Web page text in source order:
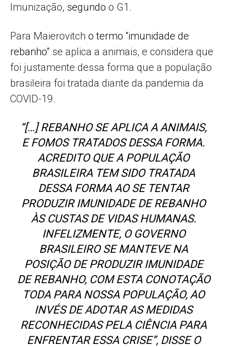
Imunização, segundo o G1.
Para Maierovitch o termo “imunidade de
rebanho” se aplica a animais, e considera que
foi justamente dessa forma que a população
brasileira foi tratada diante da pandemia da
COVID-19.
“[…] REBANHO SE APLICA A ANIMAIS,
E FOMOS TRATADOS DESSA FORMA.
ACREDITO QUE A POPULAÇÃO
BRASILEIRA TEM SIDO TRATADA
DESSA FORMA AO SE TENTAR
PRODUZIR IMUNIDADE DE REBANHO
ÀS CUSTAS DE VIDAS HUMANAS.
INFELIZMENTE, O GOVERNO
BRASILEIRO SE MANTEVE NA
POSIÇÃO DE PRODUZIR IMUNIDADE
DE REBANHO, COM ESTA CONOTAÇÃO
TODA PARA NOSSA POPULAÇÃO, AO
INVÉS DE ADOTAR AS MEDIDAS
RECONHECIDAS PELA CIÊNCIA PARA
ENFRENTAR ESSA CRISE”, DISSE O